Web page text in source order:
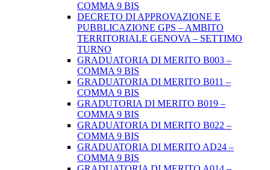
COMMA 9 BIS
DECRETO DI APPROVAZIONE E
PUBBLICAZIONE GPS – AMBITO
TERRITORIALE GENOVA – SETTIMO
TURNO
GRADUATORIA DI MERITO B003 –
COMMA 9 BIS
GRADUATORIA DI MERITO B011 –
COMMA 9 BIS
GRADUTORIA DI MERITO B019 –
COMMA 9 BIS
GRADUATORIA DI MERITO B022 –
COMMA 9 BIS
GRADUATORIA DI MERITO AD24 –
COMMA 9 BIS